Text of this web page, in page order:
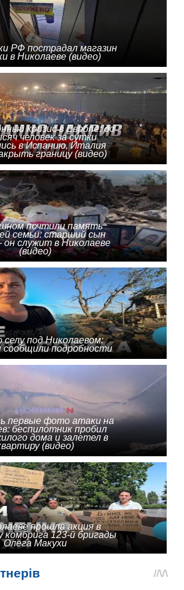
РФ пострадал магазин
в Николаеве (видео)
кризис в Европе: до
человек за сутки
в Испанию, Италия
границу (видео)
почтили память
семьи: старший сын
служит в Николаеве
(видео)
селу под Николаевом:
сообщили подробности
первые фото атаки на
беспилотник пробил
дома и залетел в
(видео)
прошла акция в
комбрига 123-й бригады
Олега Макухи